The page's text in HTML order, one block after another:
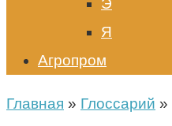
Э
Я
Агропром
Главная » Глоссарий »